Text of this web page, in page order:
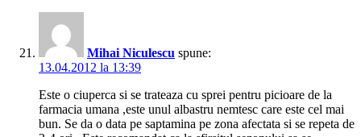
Mihai Niculescu spune:
13.04.2012 la 13:39
Este o ciuperca si se trateaza cu sprei pentru picioare de la
farmacia umana ,este unul albastru nemtesc care este cel mai
bun. Se da o data pe saptamina pe zona afectata si se repeta de